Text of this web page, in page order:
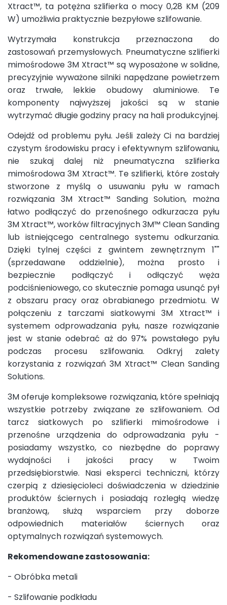
Xtract™, ta potężna szlifierka o mocy 0,28 KM (209
W) umożliwia praktycznie bezpyłowe szlifowanie.
Wytrzymała konstrukcja przeznaczona do
zastosowań przemysłowych. Pneumatyczne szlifierki
mimośrodowe 3M Xtract™ są wyposażone w solidne,
precyzyjnie wyważone silniki napędzane powietrzem
oraz trwałe, lekkie obudowy aluminiowe. Te
komponenty najwyższej jakości są w stanie
wytrzymać długie godziny pracy na hali produkcyjnej.
Odejdź od problemu pyłu. Jeśli zależy Ci na bardziej
czystym środowisku pracy i efektywnym szlifowaniu,
nie szukaj dalej niż pneumatyczna szlifierka
mimośrodowa 3M Xtract™. Te szlifierki, które zostały
stworzone z myślą o usuwaniu pyłu w ramach
rozwiązania 3M Xtract™ Sanding Solution, można
łatwo podłączyć do przenośnego odkurzacza pyłu
3M Xtract™, worków filtracyjnych 3M™ Clean Sanding
lub istniejącego centralnego systemu odkurzania.
Dzięki tylnej części z gwintem zewnętrznym 1""
(sprzedawane oddzielnie), można prosto i
bezpiecznie podłączyć i odłączyć węża
podciśnieniowego, co skutecznie pomaga usunąć pył
z obszaru pracy oraz obrabianego przedmiotu. W
połączeniu z tarczami siatkowymi 3M Xtract™ i
systemem odprowadzania pyłu, nasze rozwiązanie
jest w stanie odebrać aż do 97% powstałego pyłu
podczas procesu szlifowania. Odkryj zalety
korzystania z rozwiązań 3M Xtract™ Clean Sanding
Solutions.
3M oferuje kompleksowe rozwiązania, które spełniają
wszystkie potrzeby związane ze szlifowaniem. Od
tarcz siatkowych po szlifierki mimośrodowe i
przenośne urządzenia do odprowadzania pyłu -
posiadamy wszystko, co niezbędne do poprawy
wydajności i jakości pracy w Twoim
przedsiębiorstwie. Nasi eksperci techniczni, którzy
czerpią z dziesięcioleci doświadczenia w dziedzinie
produktów ściernych i posiadają rozległą wiedzę
branżową, służą wsparciem przy doborze
odpowiednich materiałów ściernych oraz
optymalnych rozwiązań systemowych.
Rekomendowane zastosowania:
- Obróbka metali
- Szlifowanie podkładu